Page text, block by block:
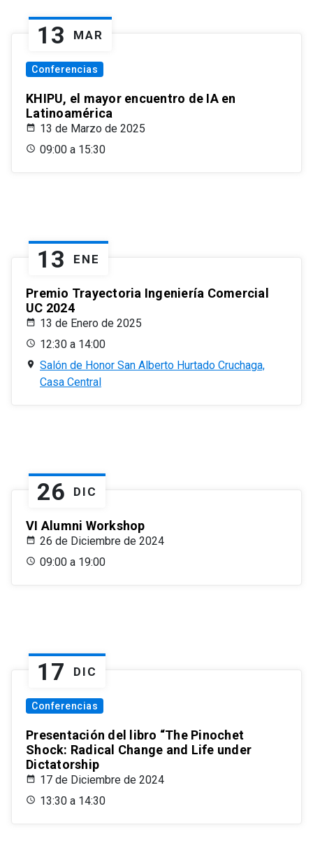
13 MAR
Conferencias
KHIPU, el mayor encuentro de IA en
Latinoamérica
13 de Marzo de 2025
09:00 a 15:30
13 ENE
Premio Trayectoria Ingeniería Comercial
UC 2024
13 de Enero de 2025
12:30 a 14:00
Salón de Honor San Alberto Hurtado Cruchaga,
Casa Central
26 DIC
VI Alumni Workshop
26 de Diciembre de 2024
09:00 a 19:00
17 DIC
Conferencias
Presentación del libro “The Pinochet
Shock: Radical Change and Life under
Dictatorship
17 de Diciembre de 2024
13:30 a 14:30